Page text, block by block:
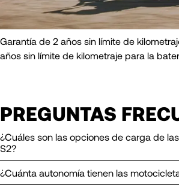
Garantía de 2 años sin límite de
años sin límite de kilometraje para la
PREGUNTAS
¿Cuáles son las opciones de carga de
S2?
¿Cuánta autonomía tienen las